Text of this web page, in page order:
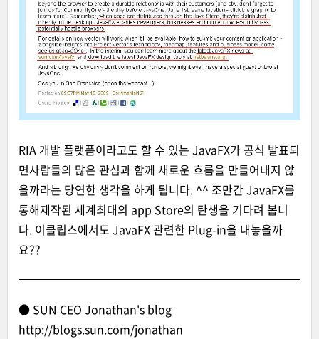
RIA 개발 플랫폼이라고도 할 수 있는 JavaFX가 공식 발표되
면사람들의 많은 관심과 함께 새로운 흐름을 만들어내지 않
을까라는 당연한 생각을 하게 됩니다. ^^ 조만간 JavaFX를
통해제작된 세계최대의 app Store의 탄생을 기다려 봅니
다. 이클립스에서도 JavaFX 관련한 Plug-in을 내놓을까
요??
● SUN CEO Jonathan's blog
http://blogs.sun.com/jonathan